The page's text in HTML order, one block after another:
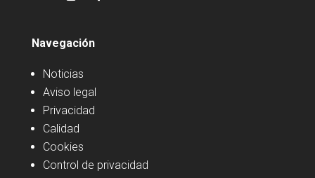
Navegación
Noticias
Aviso legal
Privacidad
Calidad
Cookies
Control de privacidad